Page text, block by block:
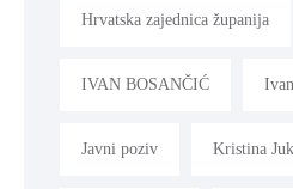
Hrvatska zajednica županija
IVAN BOSANČIĆ
Javni poziv Kristina